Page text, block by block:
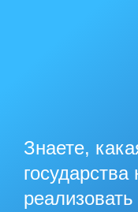
Знаете,